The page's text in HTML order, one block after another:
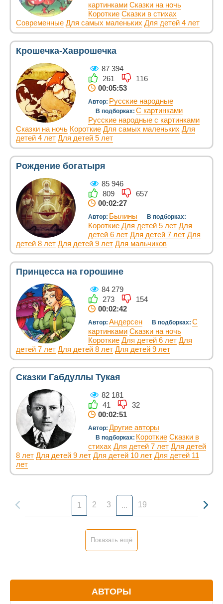
картинками Сказки на ночь
Короткие Сказки в стихах
Современные Для самых маленьких Для детей 4 лет
Крошечка-Хаврошечка
87 394
261
116
00:05:53
Автор: Русские народные
В подборках: С картинками
Русские народные с картинками
Сказки на ночь Короткие Для самых маленьких Для
детей 4 лет Для детей 5 лет
Рождение богатыря
85 946
809
657
00:02:27
Автор: Былины В подборках:
Короткие Для детей 5 лет Для
детей 6 лет Для детей 7 лет Для
детей 8 лет Для детей 9 лет Для мальчиков
Принцесса на горошине
84 279
273
154
00:02:42
Автор: Андерсен В подборках: С
картинками Сказки на ночь
Короткие Для детей 6 лет Для
детей 7 лет Для детей 8 лет Для детей 9 лет
Сказки Габдуллы Тукая
82 181
41
32
00:02:51
Автор: Другие авторы
В подборках: Короткие Сказки в
стихах Для детей 7 лет Для детей
8 лет Для детей 9 лет Для детей 10 лет Для детей 11
лет
1 2 3 ... 19
Показать ещё
АВТОРЫ